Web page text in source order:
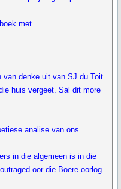
met
denke uit van SJ du Toit
huis vergeet. Sal dit more
analise van ons
in die algemeen is in die
oor die Boere-oorlog